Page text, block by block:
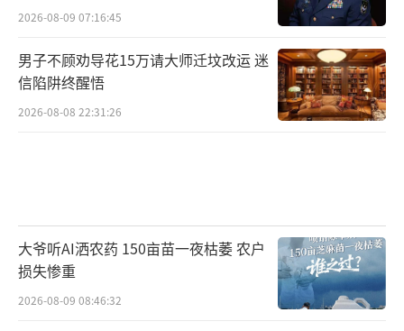
2026-08-09 07:16:45
男子不顾劝导花15万请大师迁坟改运 迷
信陷阱终醒悟
2026-08-08 22:31:26
大爷听AI洒农药 150亩苗一夜枯萎 农户
损失惨重
2026-08-09 08:46:32